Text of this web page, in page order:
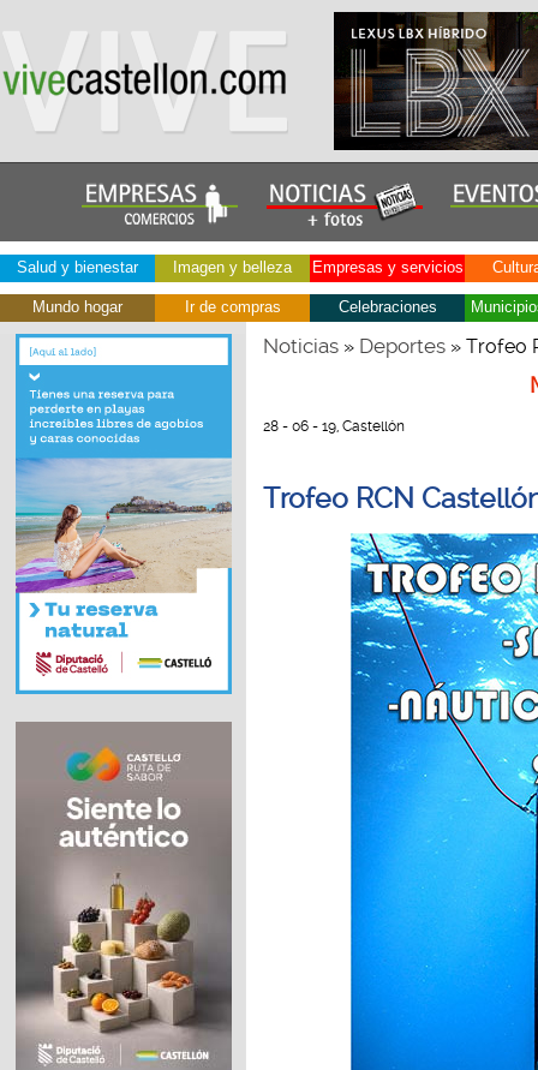
Salud y bienestar Imagen y belleza Empresas y servicios
Mundo hogar Ir de compras Celebraciones
Noticias» Deportes» Trofeo
28 - 06 - 19, Castellón
Trofeo RCN